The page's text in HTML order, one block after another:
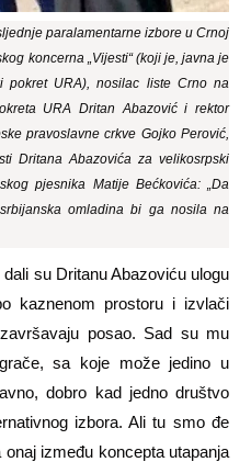
paralamentarne izbore u Crnoj
koncerna „Vijesti“ (koji je, javna je
pokret URA), nosilac liste Crno na
URA Dritan Abazović i rektor
pravoslavne crkve Gojko Perović,
Dritana Abazovića za velikosrpski
pjesnika Matije Bećkovića: „Da
omladina bi ga nosila na
su Dritanu Abazoviću ulogu
kaznenom prostoru i izvlači
posao. Sad su mu
sa koje može jedino u
dobro kad jedno društvo
izbora. Ali tu smo đe
između koncepta utapanja